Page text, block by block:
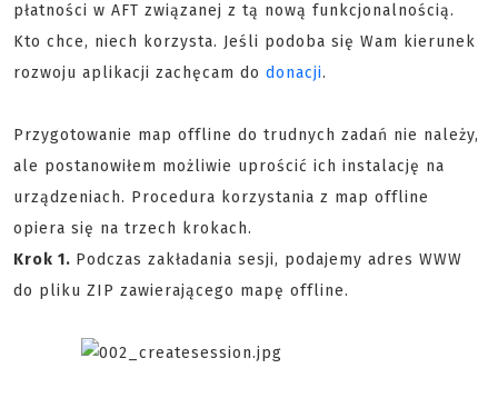
płatności w AFT związanej z tą nową funkcjonalnością.
Kto chce, niech korzysta. Jeśli podoba się Wam kierunek
rozwoju aplikacji zachęcam do donacji.
Przygotowanie map offline do trudnych zadań nie należy,
ale postanowiłem możliwie uprościć ich instalację na
urządzeniach. Procedura korzystania z map offline
opiera się na trzech krokach.
Krok 1. Podczas zakładania sesji, podajemy adres WWW
do pliku ZIP zawierającego mapę offline.